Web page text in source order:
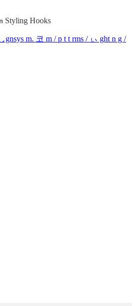
Styling Hooks
m. 코 m / p t t rms / ぃ ght n g /